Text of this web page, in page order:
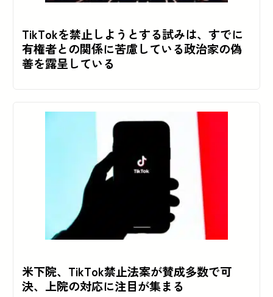
TikTokを禁止しようとする試みは、すでに
有権者との関係に苦慮している政治家の偽
善を露呈している
米下院、TikTok禁止法案が賛成多数で可
決、上院の対応に注目が集まる